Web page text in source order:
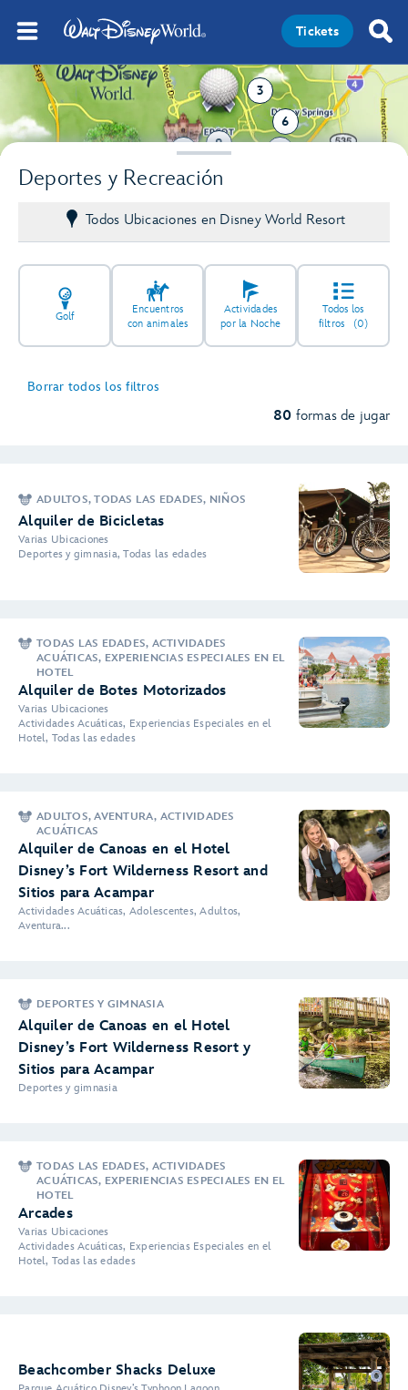
Tickets
Deportes y Recreación
Todos Ubicaciones en Disney World Resort
Golf
Encuentros
con animales
Actividades
por la Noche
Todos los
filtros (0)
Borrar todos los filtros
80formas de jugar
ADULTOS, TODAS LAS EDADES, NIÑOS
Alquiler de Bicicletas
Varias Ubicaciones
Deportes y gimnasia, Todas las edades
TODAS LAS EDADES, ACTIVIDADES
ACUÁTICAS, EXPERIENCIAS ESPECIALES EN EL
HOTEL
Alquiler de Botes Motorizados
Varias Ubicaciones
Actividades Acuáticas, Experiencias Especiales en el
Hotel, Todas las edades
ADULTOS, AVENTURA, ACTIVIDADES
ACUÁTICAS
Alquiler de Canoas en el Hotel
Disney’s Fort Wilderness Resort and
Sitios para Acampar
Actividades Acuáticas, Adolescentes, Adultos,
Aventura...
DEPORTES Y GIMNASIA
Alquiler de Canoas en el Hotel
Disney’s Fort Wilderness Resort y
Sitios para Acampar
Deportes y gimnasia
TODAS LAS EDADES, ACTIVIDADES
ACUÁTICAS, EXPERIENCIAS ESPECIALES EN EL
HOTEL
Arcades
Varias Ubicaciones
Actividades Acuáticas, Experiencias Especiales en el
Hotel, Todas las edades
Beachcomber Shacks Deluxe
3
6
9
3